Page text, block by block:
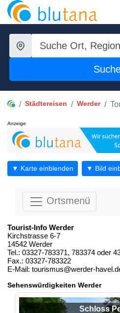
Städtereisen Werder
Anzeige
▼ Karte einblenden ▼ Bild
Ortsmenü
Tourist-Info Werder
Kirchstrasse 6-7
14542 Werder
Tel.: 03327-783371, 783374 oder
Fax.: 03327-783322
E-Mail: tourismus@werder-
Sehenswürdigkeiten Werder
Schloss